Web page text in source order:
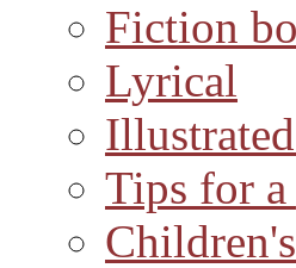
Fiction
Lyrical
Tips for